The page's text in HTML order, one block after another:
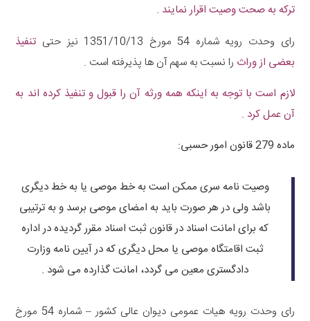
ترکه به صحت وصیت اقرار نمایند .
رای وحدت رویه شماره 54 مورخ 1351/10/13 نیز حتی
تنفیذ
بعضی از وراث را نسبت به سهم آن ها پذیرفته است .
لازم است با توجه به اینکه همه ورثه آن را قبول و تنفیذ کرده اند به
آن عمل کرد .
ماده 279 قانون امور حسبی:
وصیت نامه سری ممکن است به خط موصی یا به خط دیگری
باشد ولی در هر صورت باید به امضای موصی برسد و به ترتیبی
که برای امانت اسناد در قانون ثبت اسناد مقرر گردیده در اداره
ثبت اقامتگاه موصی یا محل دیگری که در آیین نامه وزارت
دادگستری معین می گردد، امانت گذارده می شود .
رای وحدت رویه هیات عمومی دیوان عالی کشور – شماره 54 مورخ